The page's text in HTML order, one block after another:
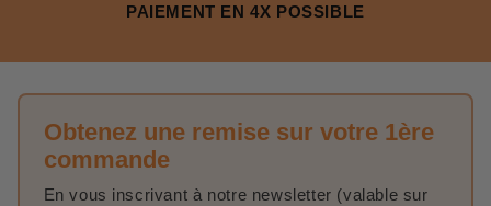
PAIEMENT EN 4X POSSIBLE
Obtenez une remise sur votre 1ère
commande
En vous inscrivant à notre newsletter (valable sur